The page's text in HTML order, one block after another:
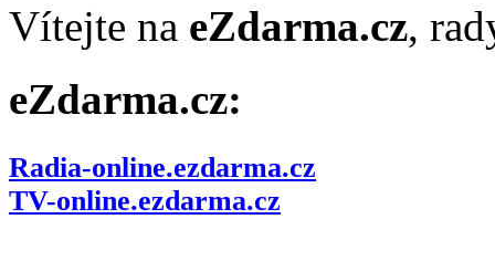
Vítejte na eZdarma.cz,
eZdarma.cz:
Radia-online.ezdarma.cz
TV-online.ezdarma.cz